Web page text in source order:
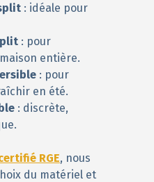
: idéale pour
: pour
entière.
: pour
en été.
: discrète,
RGE, nous
du matériel et